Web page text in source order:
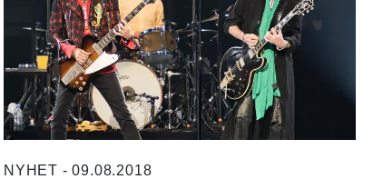
NYHET - 09.08.2018